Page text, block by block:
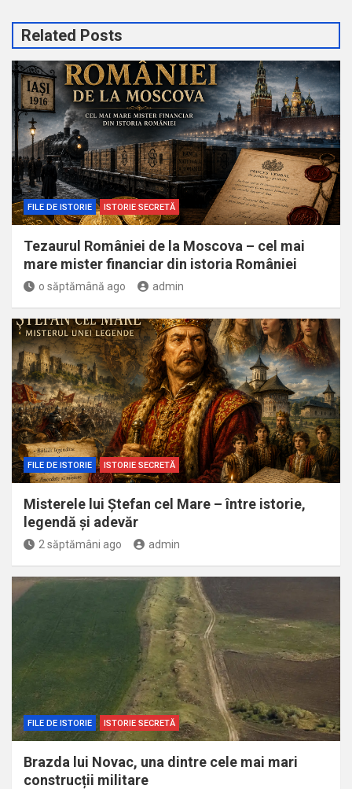
Related Posts
FILE DE ISTORIE ISTORIE SECRETĂ
Tezaurul României de la Moscova – cel mai
mare mister financiar din istoria României
o săptămână ago admin
FILE DE ISTORIE ISTORIE SECRETĂ
Misterele lui Ștefan cel Mare – între istorie,
legendă și adevăr
2 săptămâni ago admin
FILE DE ISTORIE ISTORIE SECRETĂ
Brazda lui Novac, una dintre cele mai mari
construcții militare